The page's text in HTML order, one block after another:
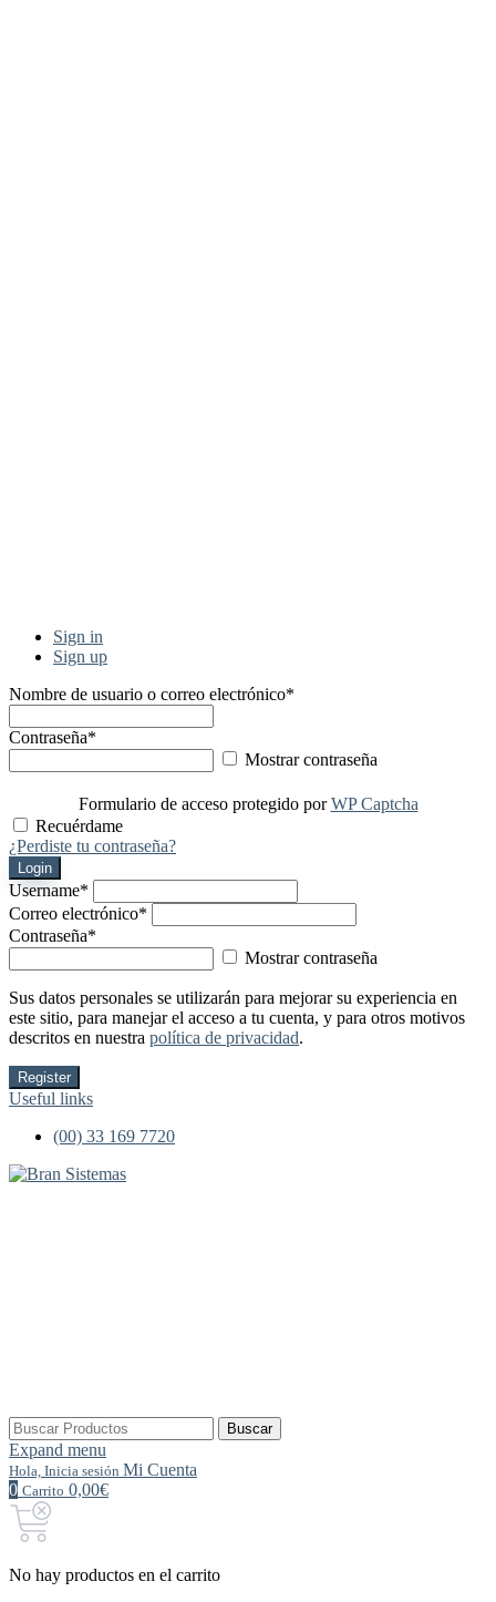
Sign in
Sign up
Nombre de usuario o correo electrónico*
Contraseña*
Mostrar contraseña
Formulario de acceso protegido porWP Captcha
Recuérdame
¿Perdiste tu contraseña?
Login
Username*
Correo electrónico*
Contraseña*
Mostrar contraseña
Sus datos personales se utilizarán para mejorar su experiencia en
este sitio, para manejar el acceso a tu cuenta, y para otros motivos
descritos en nuestra política de privacidad.
Register
Useful links
(00) 33 169 7720
Buscar
por:
Buscar
Expand menu
Hola, Inicia sesión Mi Cuenta
0 Carrito 0,00€
No hay productos en el carrito